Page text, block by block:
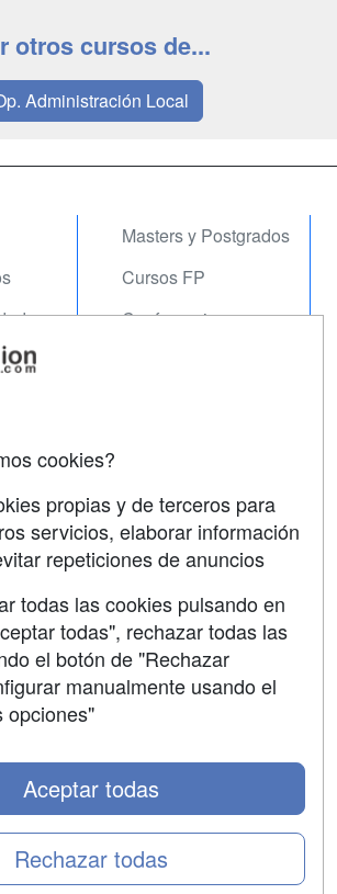
otros cursos de...
Administración Local
Masters y Postgrados
Cursos FP
Conferencias
cookies?
propias y de terceros para
servicios, elaborar información
repeticiones de anuncios
todas las cookies pulsando en
todas", rechazar todas las
el botón de "Rechazar
manualmente usando el
opciones"
Rechazar todas
Aceptar todas